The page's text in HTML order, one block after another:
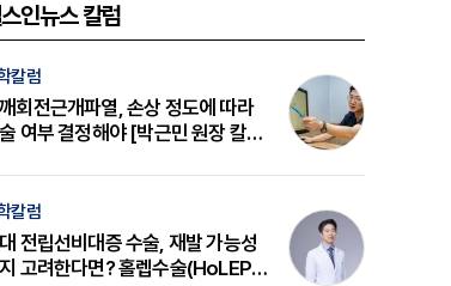
인뉴스 칼럼
칼럼
회전근개파열, 손상 정도에 따라
여부 결정해야 [박근민 원장 칼
칼럼
전립선비대증 수술, 재발 가능성
고려한다면? 홀렙수술(HoLEP)